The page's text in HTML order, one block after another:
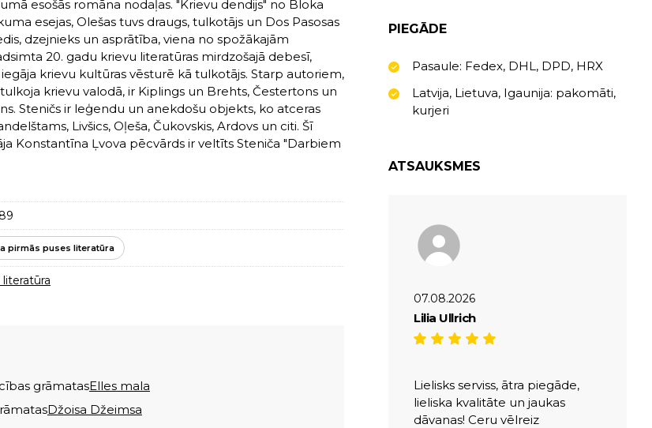
esošās romāna nodaļas. "Krievu dendijs" no Bloka
esejas, Olešas tuvs draugs, tulkotājs un Dos Pasosas
dzejnieks un asprātība, viena no spožākajām
20. gadu krievu literatūras mirdzošajā debesī,
krievu kultūras vēsturē kā tulkotājs. Starp autoriem,
krievu valodā, ir Kiplings un Brehts, Čestertons un
Steničs ir leģendu un anekdošu objekts, ko atceras
Livšics, Oļeša, Čukovskis, Ardovs un citi. Šī
Konstantīna Ļvova pēcvārds ir veltīts Steniča "Darbiem
pirmās puses literatūra
literatūra
grāmatasElles mala
Džoisa Džeimsa
PIEGĀDE
Pasaule: Fedex, DHL, DPD, HRX
Latvija, Lietuva, Igaunija: pakomāti,
kurjeri
ATSAUKSMES
07.08.2026
Lilia Ullrich
Lielisks serviss, ātra piegāde,
lieliska kvalitāte un jaukas
dāvanas! Ceru vēlreiz